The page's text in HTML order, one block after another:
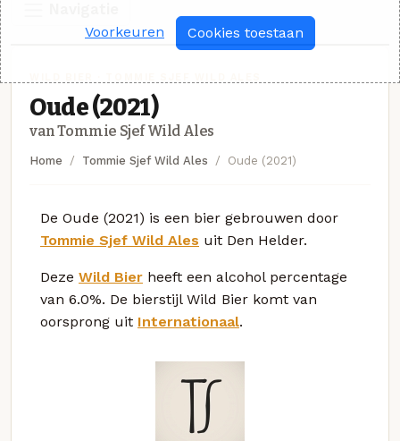
Oude (2021)
van Tommie Sjef Wild Ales
Home Tommie Sjef Wild Ales Oude (2021)
De Oude (2021) is een bier gebrouwen door
Tommie Sjef Wild Ales uit Den Helder.
Deze Wild Bier heeft een alcohol percentage
van 6.0%. De bierstijl Wild Bier komt van
oorsprong uit Internationaal.
Voorkeuren Cookies toestaan